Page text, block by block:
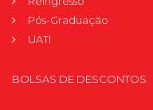
Pós-Graduação
UATI
BOLSAS DE DESCONTOS